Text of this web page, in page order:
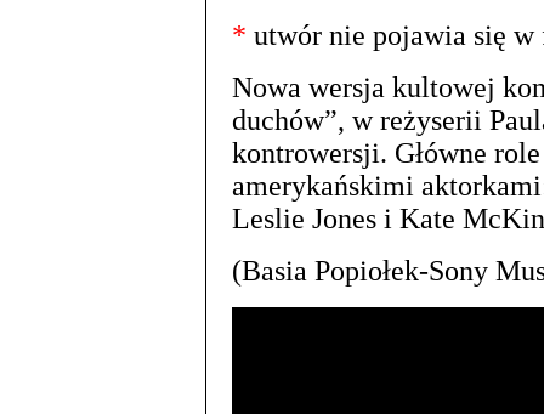
* utwór nie pojawia się
Nowa wersja kultowej
duchów”, w reżyserii
kontrowersji. Główne
amerykańskimi
Leslie Jones i Kate
(Basia Popiołek-Sony